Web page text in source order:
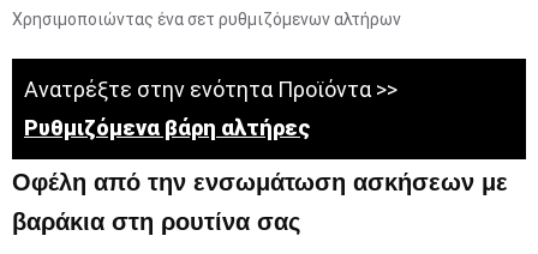
Χρησιμοποιώντας ένα σετ ρυθμιζόμενων αλτήρων
Ανατρέξτε στην ενότητα Προϊόντα >>
Ρυθμιζόμενα βάρη αλτήρες
Οφέλη από την ενσωμάτωση ασκήσεων με
βαράκια στη ρουτίνα σας